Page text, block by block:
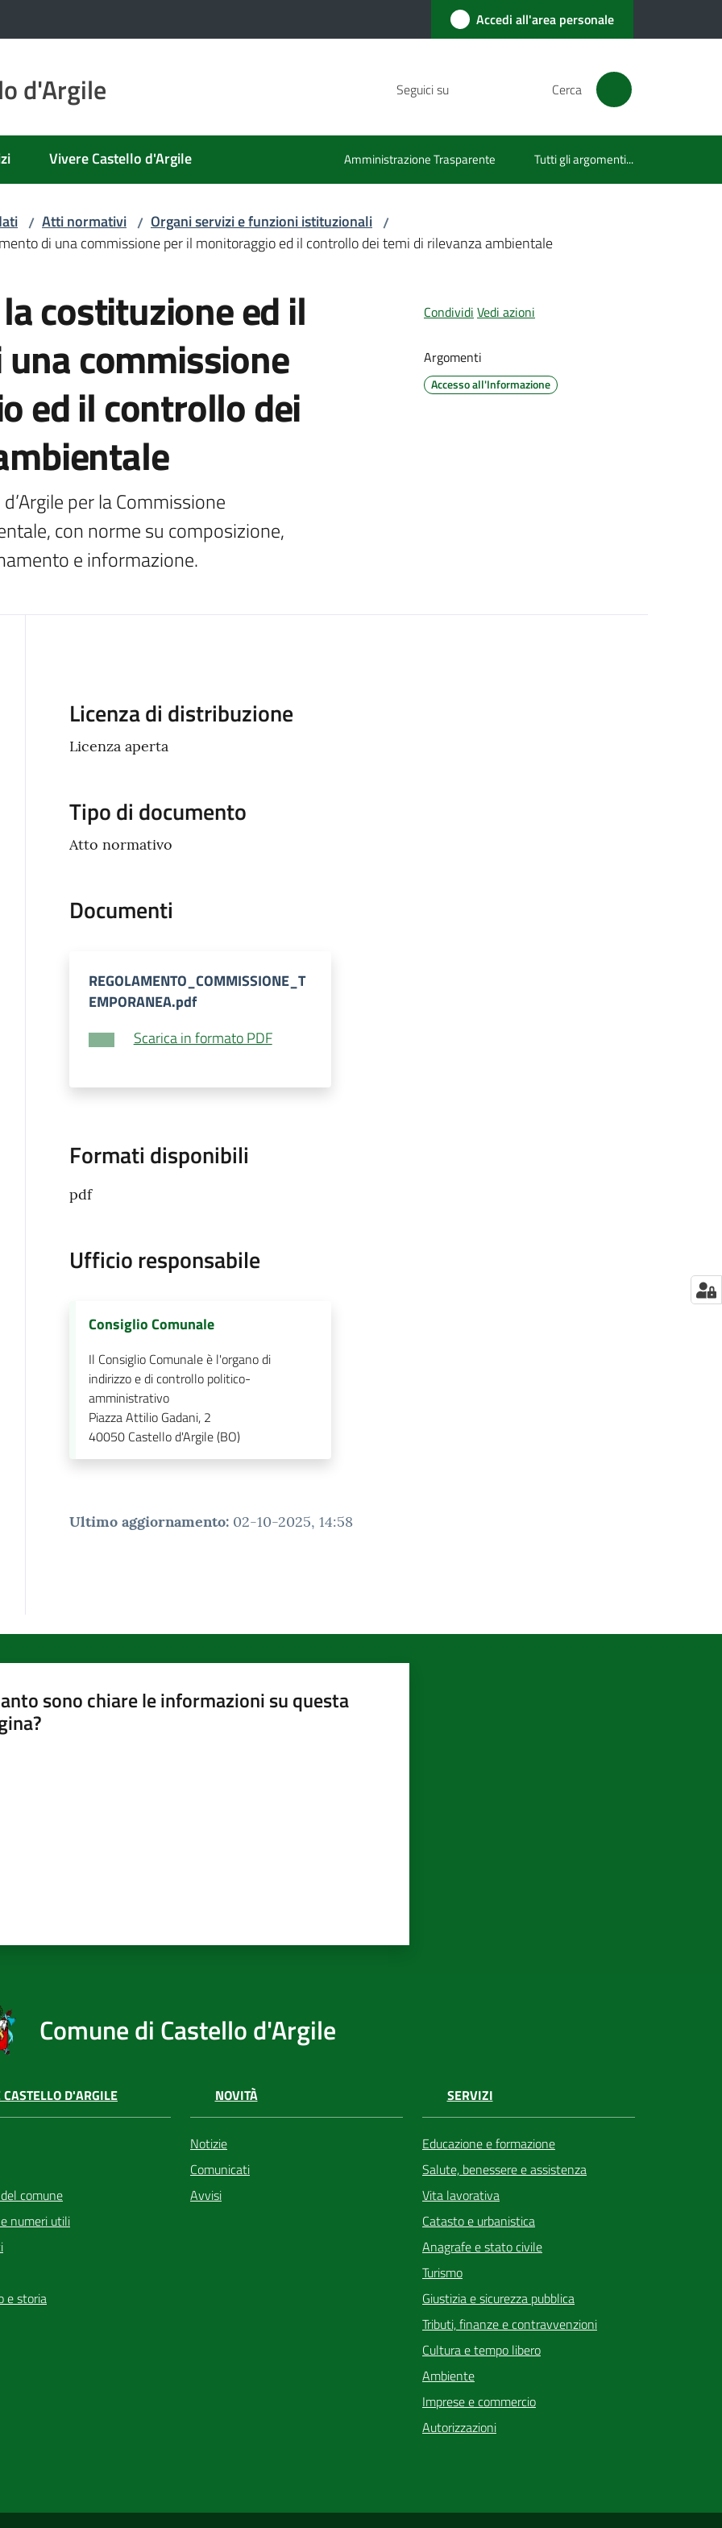
Accedi all'area personale
d'Argile Seguici su Cerca
Vivere Castello d'Argile Amministrazione Trasparente Tutti gli argomenti...
/ Atti normativi / Organi servizi e funzioni istituzionali /
di una commissione per il monitoraggio ed il controllo dei temi di rilevanza ambientale
costituzione ed il
commissione
ed il controllo dei
per la Commissione
con norme su composizione,
e informazione.
Condividi Vedi azioni
Argomenti
Accesso all'Informazione
Descrizione
Licenza di distribuzione
Licenza aperta
Tipo di documento
Atto normativo
Documenti
REGOLAMENTO_COMMISSIONE_T
EMPORANEA.pdf
Scarica in formato PDF
Formati disponibili
pdf
Ufficio responsabile
Consiglio Comunale
Il Consiglio Comunale è l'organo di
indirizzo e di controllo politico-
amministrativo
Piazza Attilio Gadani, 2
40050 Castello d'Argile (BO)
Ultimo aggiornamento: 02-10-2025, 14:58
sono chiare le informazioni su questa
Comune di Castello d'Argile
D'ARGILE
comune
numeri utili
e storia
NOVITÀ
Notizie
Comunicati
Avvisi
SERVIZI
Educazione e formazione
Salute, benessere e assistenza
Vita lavorativa
Catasto e urbanistica
Anagrafe e stato civile
Turismo
Giustizia e sicurezza pubblica
Tributi, finanze e contravvenzioni
Cultura e tempo libero
Ambiente
Imprese e commercio
Autorizzazioni